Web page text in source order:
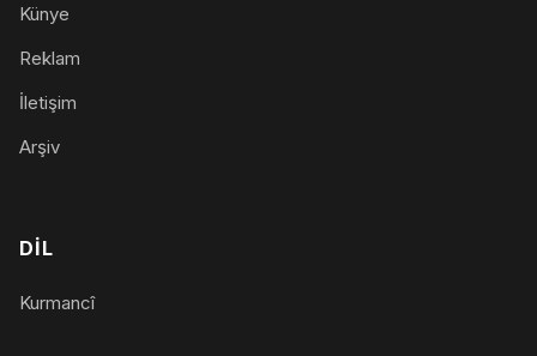
Künye
Reklam
İletişim
Arşiv
DIL
Kurmancî